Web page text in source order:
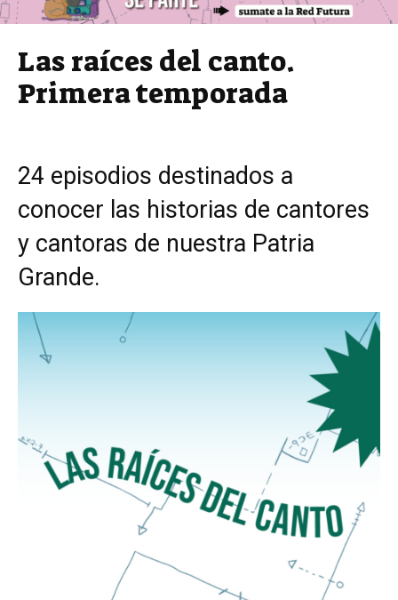
Las raíces del canto.
Primera temporada
24 episodios destinados a
conocer las historias de cantores
y cantoras de nuestra Patria
Grande.